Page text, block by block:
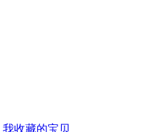
我收藏的宝贝